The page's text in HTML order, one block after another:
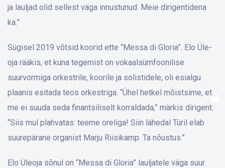
ja lauljad olid sellest väga innustunud. Meie dirigentidena
ka.”
Sügisel 2019 võtsid koorid ette “Messa di Gloria”. Elo Üle­
oja rääkis, et kuna tegemist on vokaalsümfoonilise
suurvormiga orkestrile, koorile ja solistidele, oli esialgu
plaanis esitada teos orkestriga. “Ühel hetkel mõistsime, et
me ei suuda seda finantsiliselt korraldada,” märkis dirigent.
“Siis mul plahvatas: teeme oreliga! Siin lähedal Türil elab
suurepärane organist Marju Riisikamp. Ta nõustus.”
Elo Üleoja sõnul on “Messa di Gloria” lauljatele väga suur